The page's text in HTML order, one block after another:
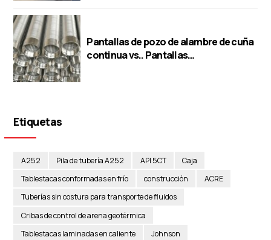
Pantallas de pozo de alambre de cuña
continua vs.. Pantallas
Etiquetas
A252 Pila de tubería A252 API 5CT
Caja
Tablestacas conformadas en frío
construcción
ACRE
Tuberías sin costura para transporte de fluidos
Cribas de control de arena geotérmica
Tablestacas laminadas en caliente
Johnson